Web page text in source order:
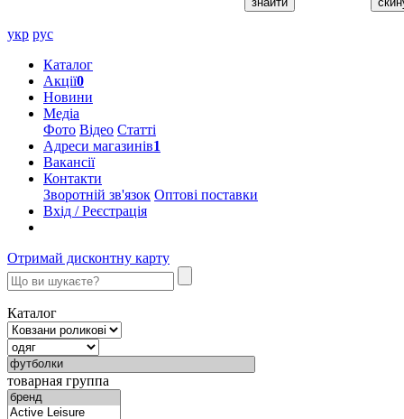
укр рус
Каталог
Акції0
Новини
Медіа
Фото Відео Статті
Адреси магазинів1
Вакансії
Контакти
Зворотній зв'язок Оптові поставки
Вхід / Реєстрація
Отримай дисконтну карту
Каталог
товарная группа